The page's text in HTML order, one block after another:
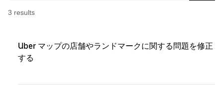
3 results
Uber マップの店舗やランドマークに関する問題を修正
する